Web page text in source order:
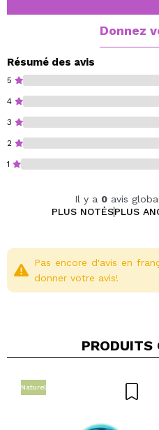
Donnez
Résumé des avis
5
4
3
2
1
Il y a 0avis
PLUS NOTÉSPLUS
Votre vidéo pourrait
Pas encore d'avis en
donner votre avis!
PRODUITS
Naturel